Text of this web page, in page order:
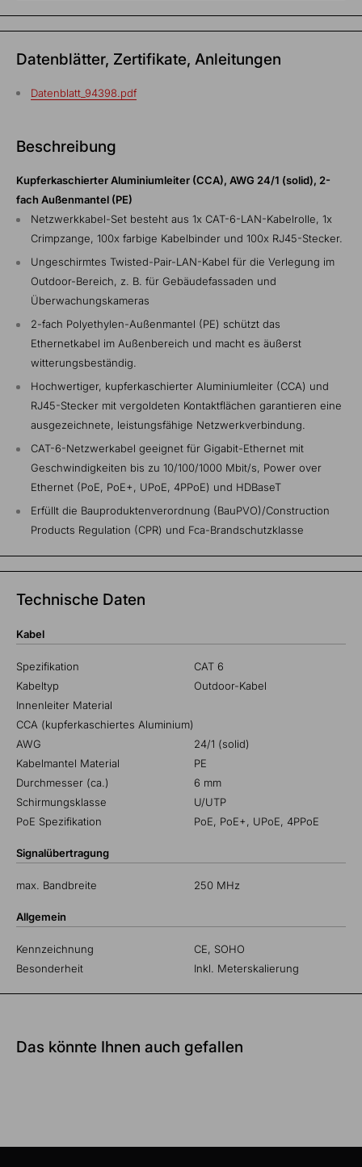
Datenblätter, Zertifikate, Anleitungen
Datenblatt_94398.pdf
Beschreibung
Kupferkaschierter Aluminiumleiter (CCA), AWG 24/1 (solid), 2-
fach Außenmantel (PE)
Netzwerkkabel-Set besteht aus 1x CAT-6-LAN-Kabelrolle, 1x
Crimpzange, 100x farbige Kabelbinder und 100x RJ45-Stecker.
Ungeschirmtes Twisted-Pair-LAN-Kabel für die Verlegung im
Outdoor-Bereich, z. B. für Gebäudefassaden und
Überwachungskameras
2-fach Polyethylen-Außenmantel (PE) schützt das
Ethernetkabel im Außenbereich und macht es äußerst
witterungsbeständig.
Hochwertiger, kupferkaschierter Aluminiumleiter (CCA) und
RJ45-Stecker mit vergoldeten Kontaktflächen garantieren eine
ausgezeichnete, leistungsfähige Netzwerkverbindung.
CAT-6-Netzwerkabel geeignet für Gigabit-Ethernet mit
Geschwindigkeiten bis zu 10/100/1000 Mbit/s, Power over
Ethernet (PoE, PoE+, UPoE, 4PPoE) und HDBaseT
Erfüllt die Bauproduktenverordnung (BauPVO)/Construction
Products Regulation (CPR) und Fca-Brandschutzklasse
Technische Daten
Kabel
Spezifikation
CAT 6
Kabeltyp
Outdoor-Kabel
Innenleiter Material
CCA (kupferkaschiertes Aluminium)
AWG
24/1 (solid)
Kabelmantel Material
PE
Durchmesser (ca.)
6 mm
Schirmungsklasse
U/UTP
PoE Spezifikation
PoE, PoE+, UPoE, 4PPoE
Signalübertragung
max. Bandbreite 250 MHz
Allgemein
Kennzeichnung
CE, SOHO
Besonderheit
Inkl. Meterskalierung
Das könnte Ihnen auch gefallen